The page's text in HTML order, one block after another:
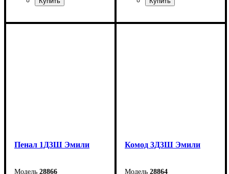
Ширина: 110 см
Ширина: 137,6 см
Пенал 1Д3Ш Эмили
28866
Комод 3Д3Ш Эмили
28864